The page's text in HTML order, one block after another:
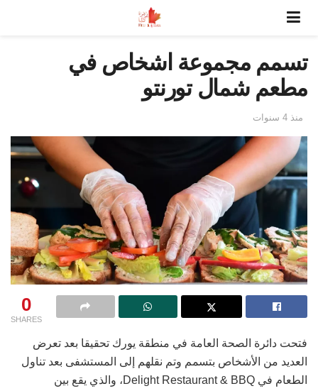
تسمم مجموعة اشخاص في
مطعم شمال تورنتو
منذ 4 سنوات
0
SHARES
فتحت دائرة الصحة العامة في منطقة يورك تحقيقا بعد تعرض
العديد من الأشخاص بتسمم وتم نقلهم إلى المستشفى بعد تناول
الطعام في Delight Restaurant & BBQ، والذي يقع بين